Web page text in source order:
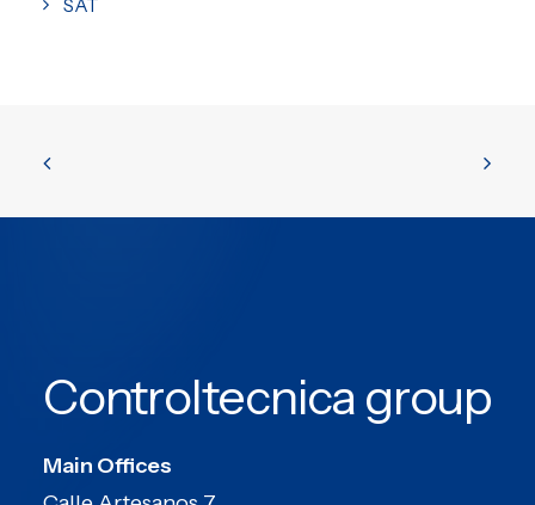
SAT
Controltecnica group
Main Offices